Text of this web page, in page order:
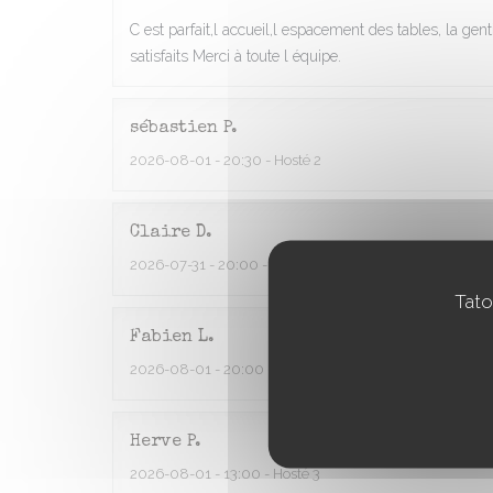
C est parfait,l accueil,l espacement des tables, la
satisfaits Merci à toute l équipe.
sébastien P
2026-08-01 - 20:30 - Hosté 2
Claire D
2026-07-31 - 20:00 - Hosté 4
Fabien L
2026-08-01 - 20:00 - Hosté 6
Herve P
2026-08-01 - 13:00 - Hosté 3